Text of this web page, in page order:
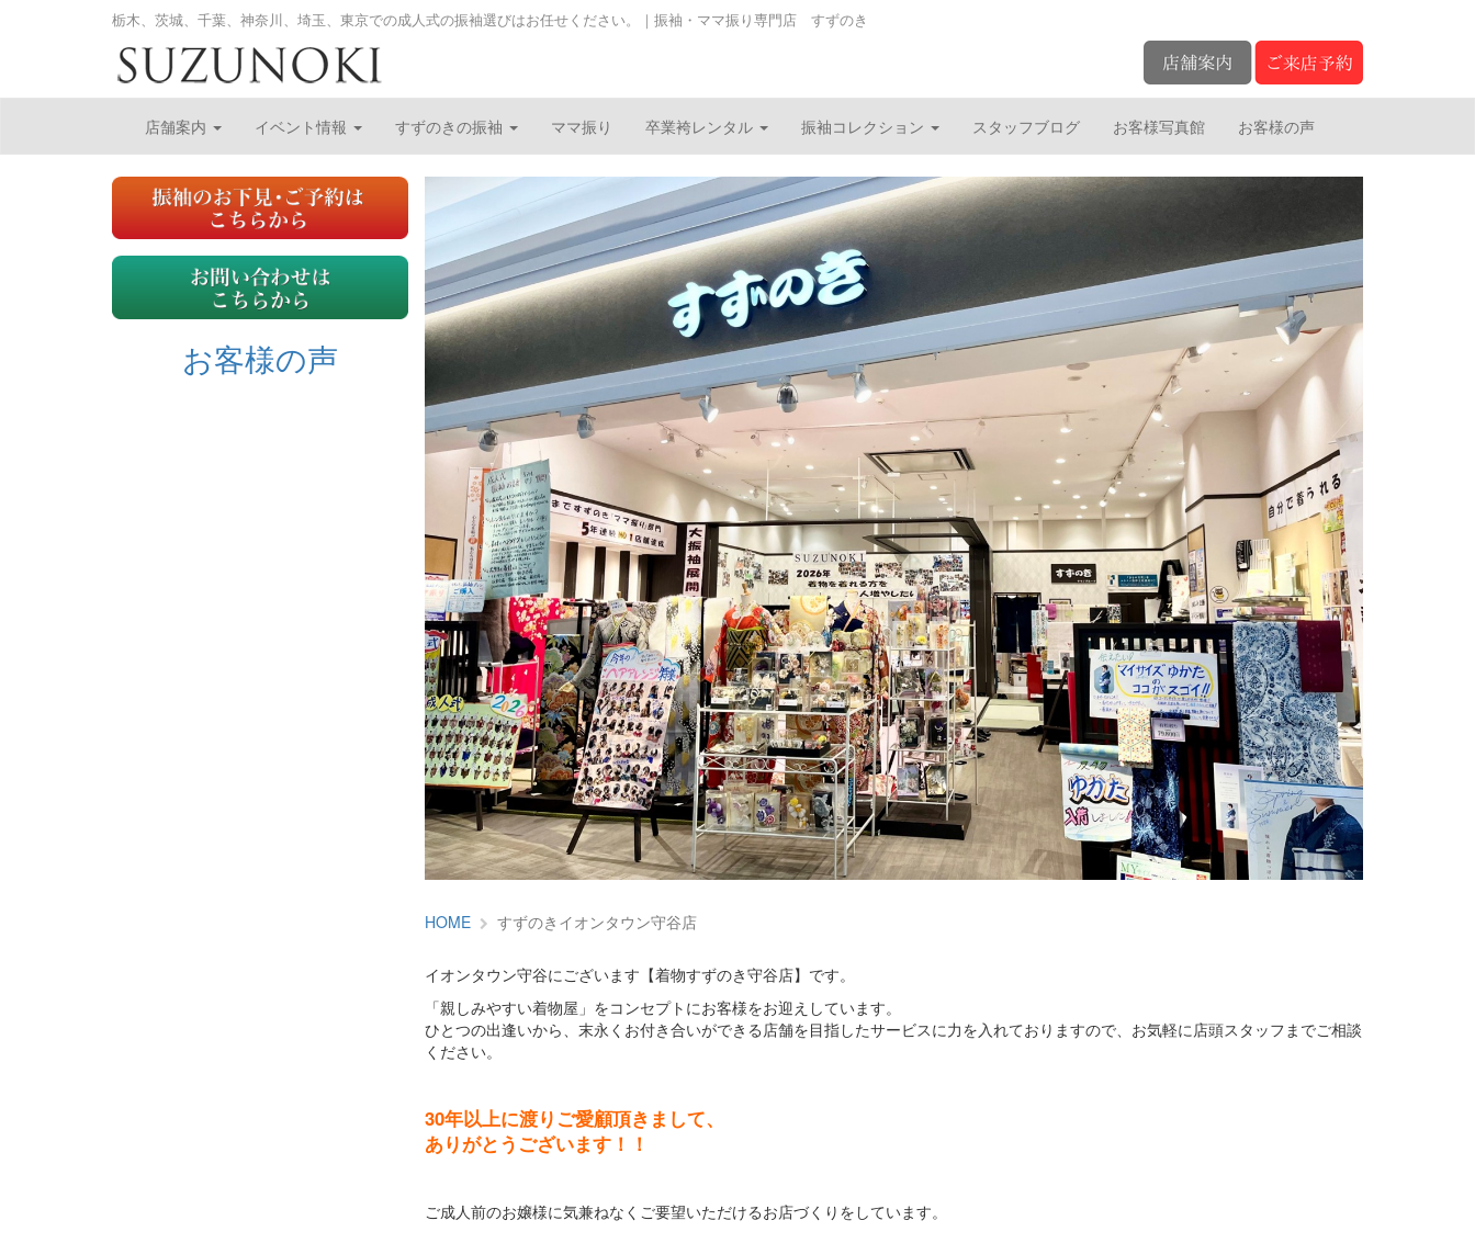
栃木、茨城、千葉、神奈川、埼玉、東京での成人式の振袖選びはお任せください。｜振袖・ママ振り専門店 すずのき
店舗案内 イベント情報 すずのきの振袖 ママ振り 卒業袴レンタル 振袖コレクション スタッフブログ お客様写真館 お客様の声
お客様の声
HOME すずのきイオンタウン守谷店
イオンタウン守谷にございます【着物すずのき守谷店】です。
「親しみやすい着物屋」をコンセプトにお客様をお迎えしています。
ひとつの出逢いから、末永くお付き合いができる店舗を目指したサービスに力を入れておりますので、お気軽に店頭スタッフまでご相談
ください。
30年以上に渡りご愛顧頂きまして、
ありがとうございます！！
ご成人前のお嬢様に気兼ねなくご要望いただけるお店づくりをしています。